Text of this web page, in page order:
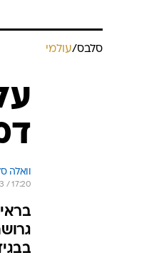
סלבס/עולמי
וואלה
/ 17:20